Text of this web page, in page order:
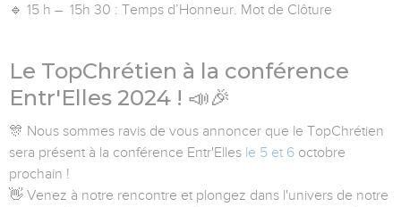
🔹 15 h – 15h 30 : Temps d’Honneur. Mot de Clôture
Le TopChrétien à la conférence
Entr'Elles 2024 ! 📣🎉
🎊 Nous sommes ravis de vous annoncer que le TopChrétien
sera présent à la conférence Entr'Elles le 5 et 6 octobre
prochain !
👋 Venez à notre rencontre et plongez dans l'univers de notre